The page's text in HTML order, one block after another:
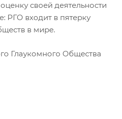
своей деятельности
РГО входит в пятерку
в мире.